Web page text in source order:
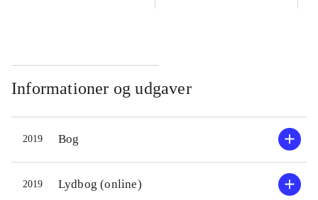
Informationer og udgaver
2019 Bog
2019 Lydbog (online)